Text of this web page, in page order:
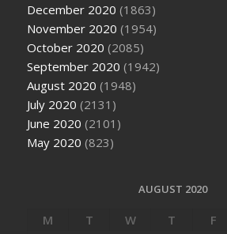
December 2020 (1863)
November 2020 (1954)
October 2020 (2085)
September 2020 (1942)
August 2020 (1948)
July 2020 (2131)
June 2020 (2101)
May 2020 (823)
AUGUST 2020
M T W T F